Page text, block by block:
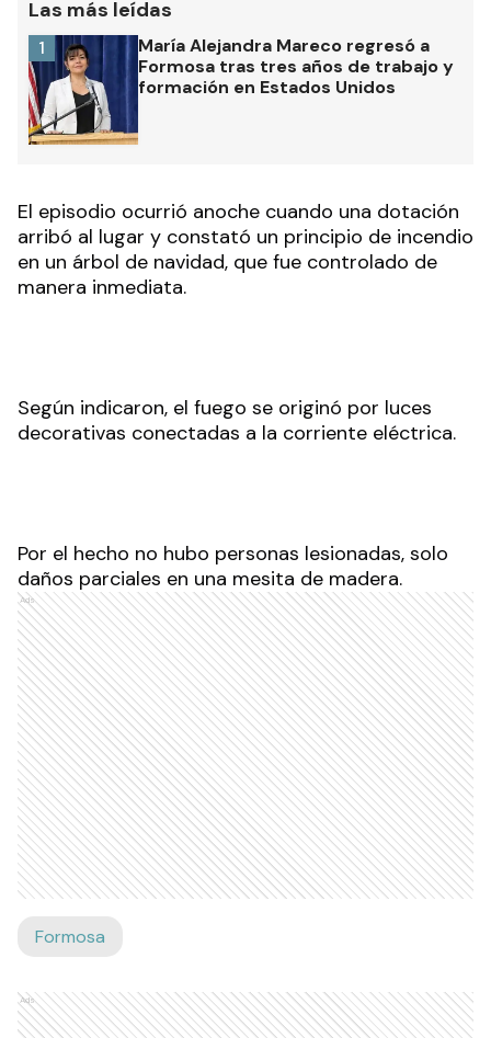
Las más leídas
María Alejandra Mareco regresó a
Formosa tras tres años de trabajo y
formación en Estados Unidos
1
El episodio ocurrió anoche cuando una dotación
arribó al lugar y constató un principio de incendio
en un árbol de navidad, que fue controlado de
manera inmediata.
Según indicaron, el fuego se originó por luces
decorativas conectadas a la corriente eléctrica.
Por el hecho no hubo personas lesionadas, solo
daños parciales en una mesita de madera.
Ads
Formosa
Ads